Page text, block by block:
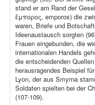
stand er am Rand der
ἔμπορος, emporos) die
waren, Briefe und
Ideenaustausch sorgten
Frauen eingebunden, die
internationalen Handels
die entscheidenden
herausragendes Beispiel
Lyon, der aus Smyrna
Soldaten spielten bei der
(107-109).